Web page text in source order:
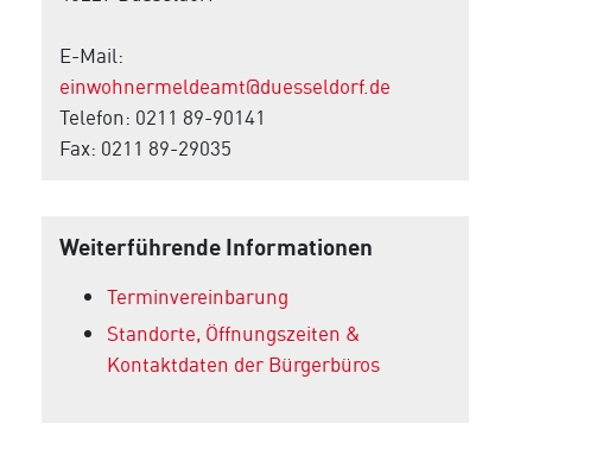
E-Mail:
einwohnermeldeamt@duesseldorf.de
Telefon: 0211 89-90141
Fax: 0211 89-29035
Weiterführende Informationen
Terminvereinbarung
Standorte, Öffnungszeiten &
Kontaktdaten der Bürgerbüros